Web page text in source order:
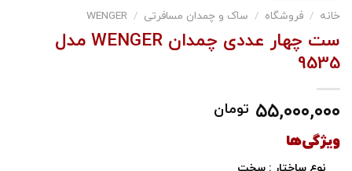
خانه / فروشگاه / ساک و چمدان مسافرتی /
WENGER
ست چهار عددی چمدان WENGER مدل
9535
۵۵,۰۰۰,۰۰۰ تومان
ویژگی‌ها